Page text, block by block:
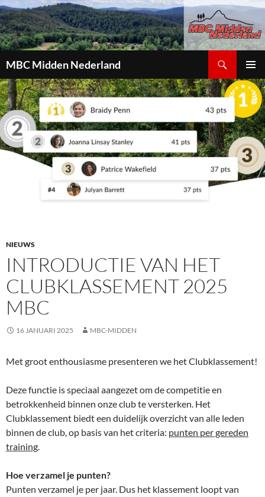
MBC Midden Nederland
MENU
NAAR
DE
INHOUD
NIEUWS
INTRODUCTIE VAN HET
CLUBKLASSEMENT 2025
MBC
16 JANUARI 2025 MBC-MIDDEN
Met groot enthousiasme presenteren we het Clubklassement!
Deze functie is speciaal aangezet om de competitie en
betrokkenheid binnen onze club te versterken. Het
Clubklassement biedt een duidelijk overzicht van alle leden
binnen de club, op basis van het criteria: punten per gereden
training.
Hoe verzamel je punten?
Punten verzamel je per jaar. Dus het klassement loopt van